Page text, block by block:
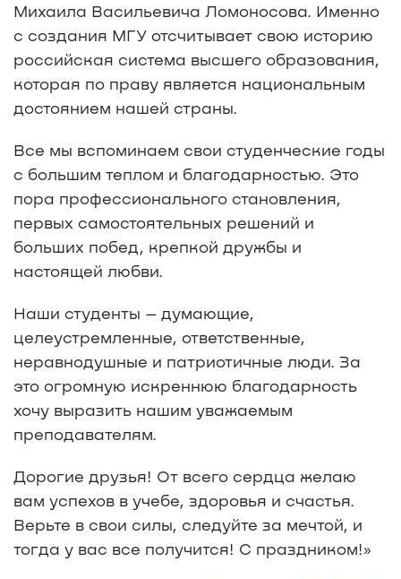
Михаила Васильевича Ломоносова. Именно
с создания МГУ отсчитывает свою историю
российская система высшего образования,
которая по праву является национальным
достоянием нашей страны.
Все мы вспоминаем свои студенческие годы
с большим теплом и благодарностью. Это
пора профессионального становления,
первых самостоятельных решений и
больших побед, крепкой дружбы и
настоящей любви.
Наши студенты – думающие,
целеустремленные, ответственные,
неравнодушные и патриотичные люди. За
это огромную искреннюю благодарность
хочу выразить нашим уважаемым
преподавателям.
Дорогие друзья! От всего сердца желаю
вам успехов в учебе, здоровья и счастья.
Верьте в свои силы, следуйте за мечтой, и
тогда у вас все получится! С праздником!»